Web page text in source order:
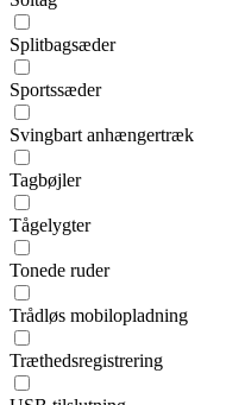
Splitbagsæder
Sportssæder
Svingbart anhængertræk
Tagbøjler
Tågelygter
Tonede ruder
Trådløs mobilopladning
Træthedsregistrering